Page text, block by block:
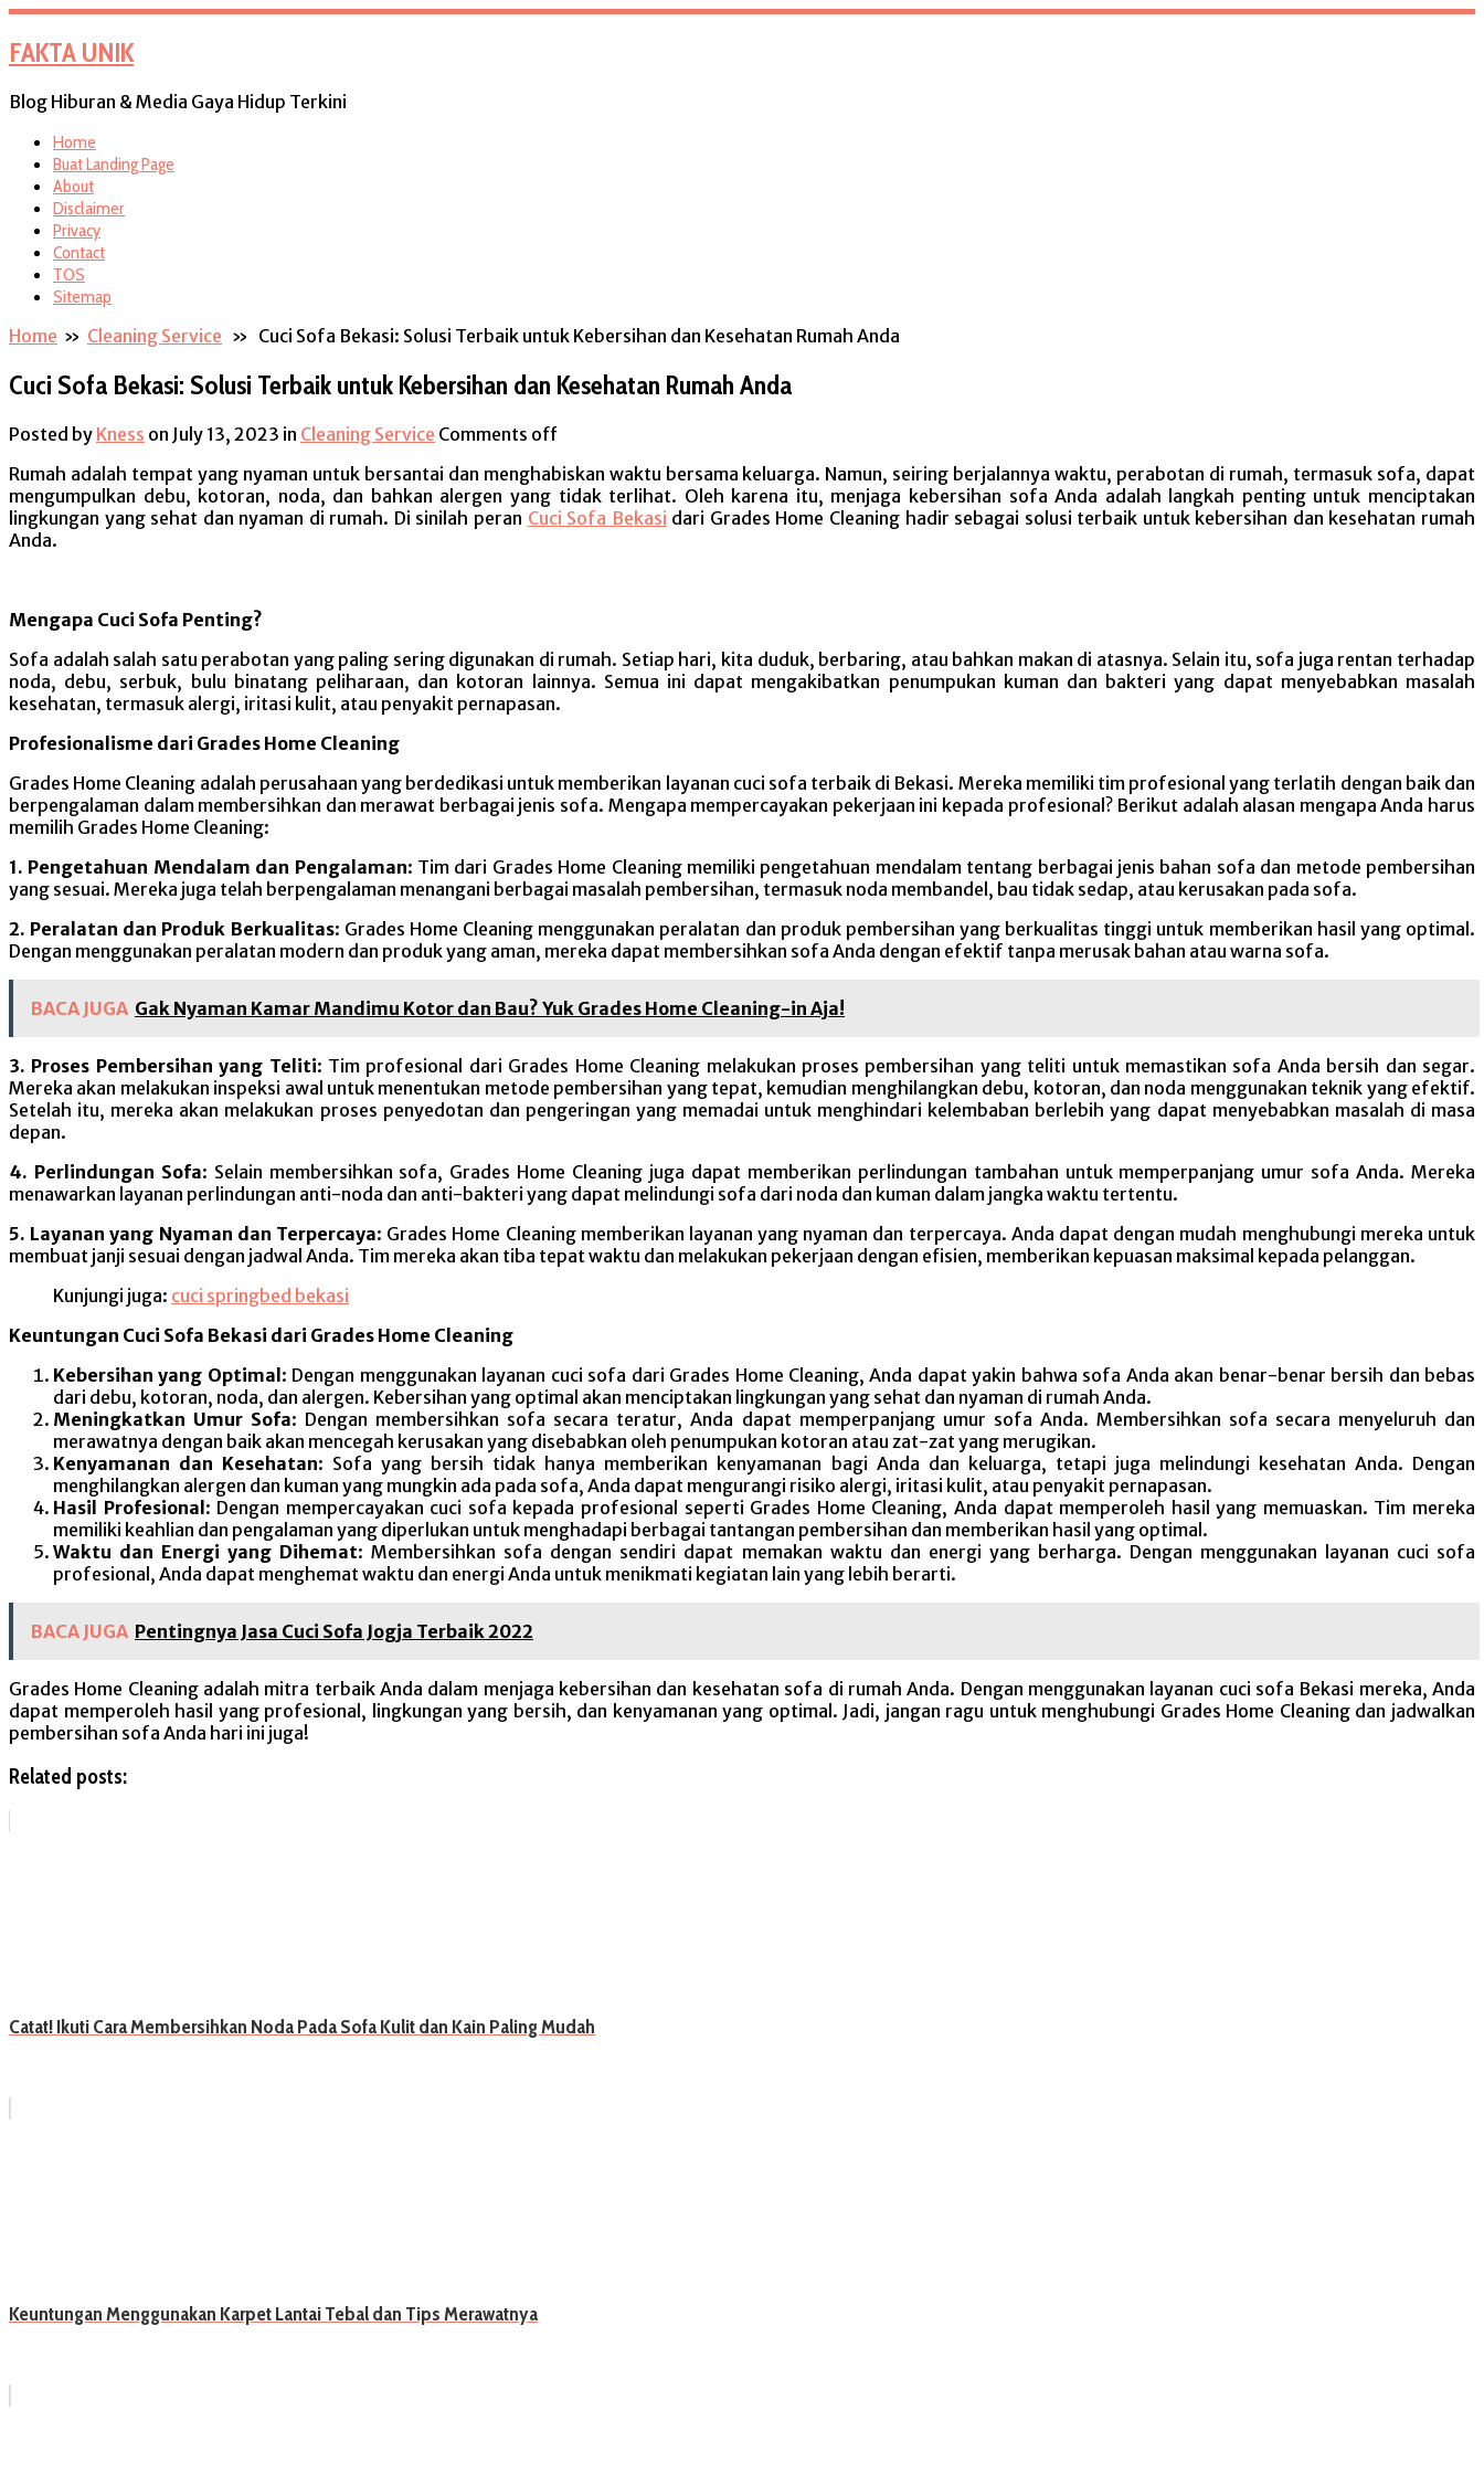
FAKTA UNIK
Blog Hiburan & Media Gaya Hidup Terkini
Home
Buat Landing Page
About
Disclaimer
Privacy
Contact
TOS
Sitemap
Home » Cleaning Service » Cuci Sofa Bekasi: Solusi Terbaik untuk Kebersihan dan Kesehatan Rumah Anda
Cuci Sofa Bekasi: Solusi Terbaik untuk Kebersihan dan Kesehatan Rumah Anda
Posted by Kness on July 13, 2023 in Cleaning Service Comments off
Rumah adalah tempat yang nyaman untuk bersantai dan menghabiskan waktu bersama keluarga. Namun, seiring berjalannya waktu, perabotan di rumah, termasuk sofa, dapat
mengumpulkan debu, kotoran, noda, dan bahkan alergen yang tidak terlihat. Oleh karena itu, menjaga kebersihan sofa Anda adalah langkah penting untuk menciptakan
lingkungan yang sehat dan nyaman di rumah. Di sinilah peran Cuci Sofa Bekasi dari Grades Home Cleaning hadir sebagai solusi terbaik untuk kebersihan dan kesehatan rumah
Anda.
Mengapa Cuci Sofa Penting?
Sofa adalah salah satu perabotan yang paling sering digunakan di rumah. Setiap hari, kita duduk, berbaring, atau bahkan makan di atasnya. Selain itu, sofa juga rentan terhadap
noda, debu, serbuk, bulu binatang peliharaan, dan kotoran lainnya. Semua ini dapat mengakibatkan penumpukan kuman dan bakteri yang dapat menyebabkan masalah
kesehatan, termasuk alergi, iritasi kulit, atau penyakit pernapasan.
Profesionalisme dari Grades Home Cleaning
Grades Home Cleaning adalah perusahaan yang berdedikasi untuk memberikan layanan cuci sofa terbaik di Bekasi. Mereka memiliki tim profesional yang terlatih dengan baik dan
berpengalaman dalam membersihkan dan merawat berbagai jenis sofa. Mengapa mempercayakan pekerjaan ini kepada profesional? Berikut adalah alasan mengapa Anda harus
memilih Grades Home Cleaning:
1. Pengetahuan Mendalam dan Pengalaman: Tim dari Grades Home Cleaning memiliki pengetahuan mendalam tentang berbagai jenis bahan sofa dan metode pembersihan
yang sesuai. Mereka juga telah berpengalaman menangani berbagai masalah pembersihan, termasuk noda membandel, bau tidak sedap, atau kerusakan pada sofa.
2. Peralatan dan Produk Berkualitas: Grades Home Cleaning menggunakan peralatan dan produk pembersihan yang berkualitas tinggi untuk memberikan hasil yang optimal.
Dengan menggunakan peralatan modern dan produk yang aman, mereka dapat membersihkan sofa Anda dengan efektif tanpa merusak bahan atau warna sofa.
BACA JUGA Gak Nyaman Kamar Mandimu Kotor dan Bau? Yuk Grades Home Cleaning-in Aja!
3. Proses Pembersihan yang Teliti: Tim profesional dari Grades Home Cleaning melakukan proses pembersihan yang teliti untuk memastikan sofa Anda bersih dan segar.
Mereka akan melakukan inspeksi awal untuk menentukan metode pembersihan yang tepat, kemudian menghilangkan debu, kotoran, dan noda menggunakan teknik yang efektif.
Setelah itu, mereka akan melakukan proses penyedotan dan pengeringan yang memadai untuk menghindari kelembaban berlebih yang dapat menyebabkan masalah di masa
depan.
4. Perlindungan Sofa: Selain membersihkan sofa, Grades Home Cleaning juga dapat memberikan perlindungan tambahan untuk memperpanjang umur sofa Anda. Mereka
menawarkan layanan perlindungan anti-noda dan anti-bakteri yang dapat melindungi sofa dari noda dan kuman dalam jangka waktu tertentu.
5. Layanan yang Nyaman dan Terpercaya: Grades Home Cleaning memberikan layanan yang nyaman dan terpercaya. Anda dapat dengan mudah menghubungi mereka untuk
membuat janji sesuai dengan jadwal Anda. Tim mereka akan tiba tepat waktu dan melakukan pekerjaan dengan efisien, memberikan kepuasan maksimal kepada pelanggan.
Kunjungi juga: cuci springbed bekasi
Keuntungan Cuci Sofa Bekasi dari Grades Home Cleaning
Kebersihan yang Optimal: Dengan menggunakan layanan cuci sofa dari Grades Home Cleaning, Anda dapat yakin bahwa sofa Anda akan benar-benar bersih dan bebas
dari debu, kotoran, noda, dan alergen. Kebersihan yang optimal akan menciptakan lingkungan yang sehat dan nyaman di rumah Anda.
Meningkatkan Umur Sofa: Dengan membersihkan sofa secara teratur, Anda dapat memperpanjang umur sofa Anda. Membersihkan sofa secara menyeluruh dan
merawatnya dengan baik akan mencegah kerusakan yang disebabkan oleh penumpukan kotoran atau zat-zat yang merugikan.
Kenyamanan dan Kesehatan: Sofa yang bersih tidak hanya memberikan kenyamanan bagi Anda dan keluarga, tetapi juga melindungi kesehatan Anda. Dengan
menghilangkan alergen dan kuman yang mungkin ada pada sofa, Anda dapat mengurangi risiko alergi, iritasi kulit, atau penyakit pernapasan.
Hasil Profesional: Dengan mempercayakan cuci sofa kepada profesional seperti Grades Home Cleaning, Anda dapat memperoleh hasil yang memuaskan. Tim mereka
memiliki keahlian dan pengalaman yang diperlukan untuk menghadapi berbagai tantangan pembersihan dan memberikan hasil yang optimal.
Waktu dan Energi yang Dihemat: Membersihkan sofa dengan sendiri dapat memakan waktu dan energi yang berharga. Dengan menggunakan layanan cuci sofa
profesional, Anda dapat menghemat waktu dan energi Anda untuk menikmati kegiatan lain yang lebih berarti.
BACA JUGA Pentingnya Jasa Cuci Sofa Jogja Terbaik 2022
Grades Home Cleaning adalah mitra terbaik Anda dalam menjaga kebersihan dan kesehatan sofa di rumah Anda. Dengan menggunakan layanan cuci sofa Bekasi mereka, Anda
dapat memperoleh hasil yang profesional, lingkungan yang bersih, dan kenyamanan yang optimal. Jadi, jangan ragu untuk menghubungi Grades Home Cleaning dan jadwalkan
pembersihan sofa Anda hari ini juga!
Related posts:
Catat! Ikuti Cara Membersihkan Noda Pada Sofa Kulit dan Kain Paling Mudah
Keuntungan Menggunakan Karpet Lantai Tebal dan Tips Merawatnya